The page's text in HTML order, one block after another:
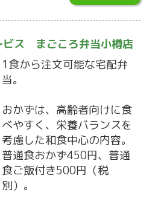
ビス まごころ弁当小樽店
1食から注文可能な宅配弁
当。
おかずは、高齢者向けに食
べやすく、栄養バランスを
考慮した和食中心の内容。
普通食おかず450円、普通
食ご飯付き500円（税
別）。